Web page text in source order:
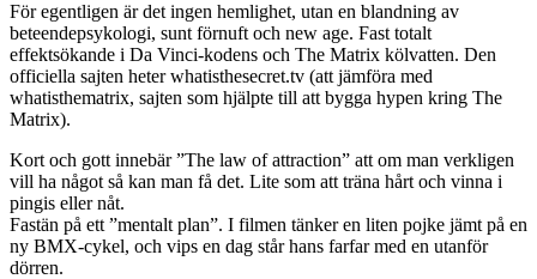
För egentligen är det ingen hemlighet, utan en blandning av
beteendepsykologi, sunt förnuft och new age. Fast totalt
effektsökande i Da Vinci-kodens och The Matrix kölvatten. Den
officiella sajten heter whatisthesecret.tv (att jämföra med
whatisthematrix, sajten som hjälpte till att bygga hypen kring The
Matrix).
Kort och gott innebär ”The law of attraction” att om man verkligen
vill ha något så kan man få det. Lite som att träna hårt och vinna i
pingis eller nåt.
Fastän på ett ”mentalt plan”. I filmen tänker en liten pojke jämt på en
ny BMX-cykel, och vips en dag står hans farfar med en utanför
dörren.